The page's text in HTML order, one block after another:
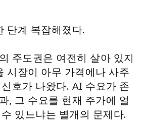
단계 복잡해졌다.
주도권은 여전히 살아 있지
시장이 아무 가격에나 사주
호가 나왔다. AI 수요가 존
, 그 수요를 현재 주가에 얼
있느냐는 별개의 문제다.